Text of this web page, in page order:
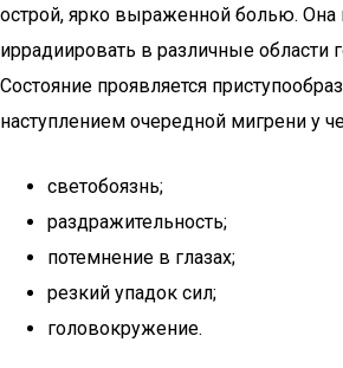
острой, ярко выраженной болью.
иррадиировать в различные области
Состояние проявляется
наступлением очередной мигрени у
светобоязнь;
раздражительность;
потемнение в глазах;
резкий упадок сил;
головокружение.